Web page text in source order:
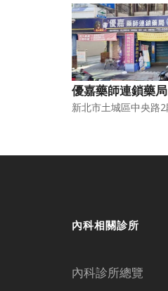
優嘉藥師連鎖藥局
內科相關診所
內科診所總覽